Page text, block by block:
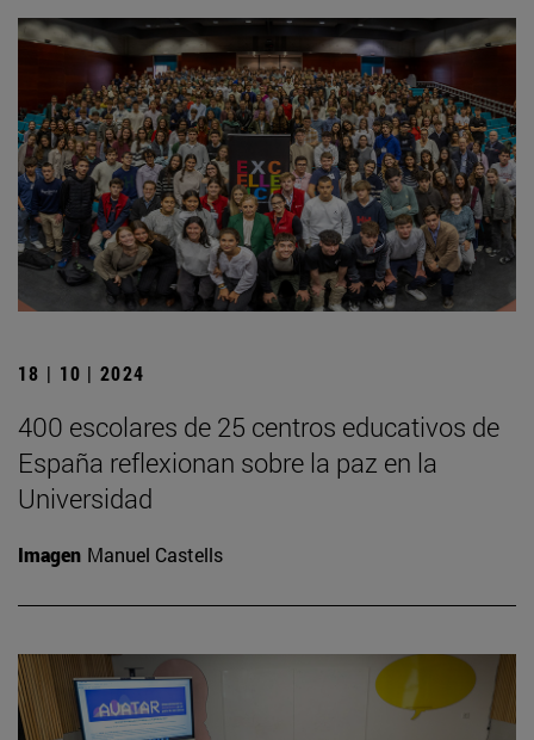
18 | 10 | 2024
400 escolares de 25 centros educativos de
España reflexionan sobre la paz en la
Universidad
Imagen Manuel Castells